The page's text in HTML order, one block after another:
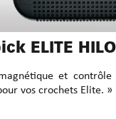
ELITE
et
vos crochets Elite. »